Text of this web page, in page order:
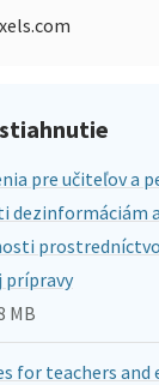
pre učiteľov a
dezinformáciám
prípravy
MB
for teachers and